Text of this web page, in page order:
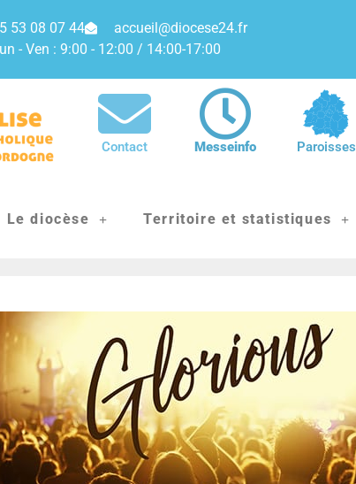
53 08 07 44
accueil@diocese24.fr
- Ven : 9:00 - 12:00 / 14:00-17:00
Contact Messeinfo Paroisses
Le diocèse Territoire et statistiques